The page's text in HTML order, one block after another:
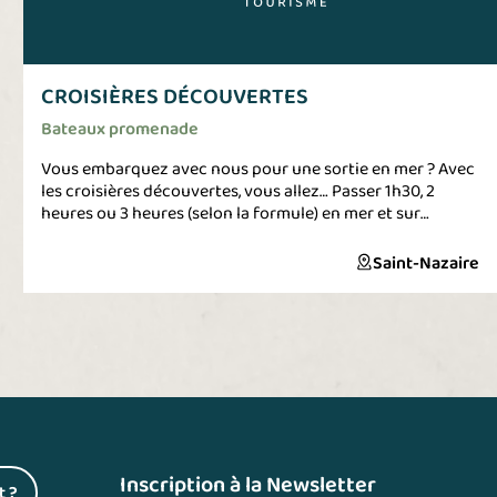
CROISIÈRES DÉCOUVERTES
Bateaux promenade
Vous embarquez avec nous pour une sortie en mer ? Avec
les croisières découvertes, vous allez… Passer 1h30, 2
heures ou 3 heures (selon la formule) en mer et sur
passant non pas sur mais sous le pont de Saint-Nazaire,
ou tout près d’un énorme phare en granit taillé… Prendre
terminaux portuaires.
Saint-Nazaire
Inscription à la Newsletter